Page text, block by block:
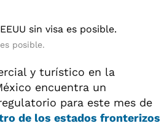
posible.
y turístico en la
encuentra un
para este mes de
de los estados fronterizos